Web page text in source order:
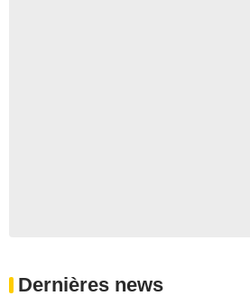
Dernières news